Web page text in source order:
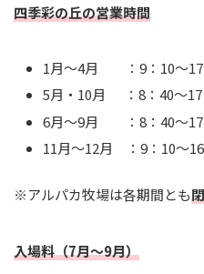
四季彩の丘の営業時間
1月～4月 ：9：10～17
5月・10月 ：8：40～17
6月～9月 ：8：40～17
11月～12月 ：9：10～
※アルパカ牧場は各期間とも
入場料（7月～9月）